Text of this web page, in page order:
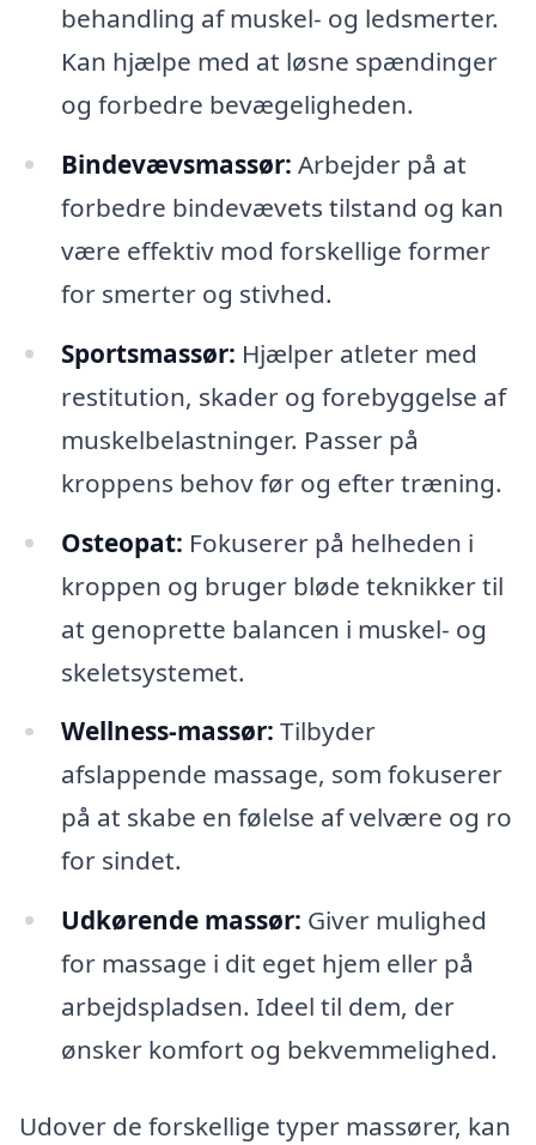
behandling af muskel- og ledsmerter.
Kan hjælpe med at løsne spændinger
og forbedre bevægeligheden.
Bindevævsmassør: Arbejder på at
forbedre bindevævets tilstand og kan
være effektiv mod forskellige former
for smerter og stivhed.
Sportsmassør: Hjælper atleter med
restitution, skader og forebyggelse af
muskelbelastninger. Passer på
kroppens behov før og efter træning.
Osteopat: Fokuserer på helheden i
kroppen og bruger bløde teknikker til
at genoprette balancen i muskel- og
skeletsystemet.
Wellness-massør: Tilbyder
afslappende massage, som fokuserer
på at skabe en følelse af velvære og ro
for sindet.
Udkørende massør: Giver mulighed
for massage i dit eget hjem eller på
arbejdspladsen. Ideel til dem, der
ønsker komfort og bekvemmelighed.
Udover de forskellige typer massører, kan